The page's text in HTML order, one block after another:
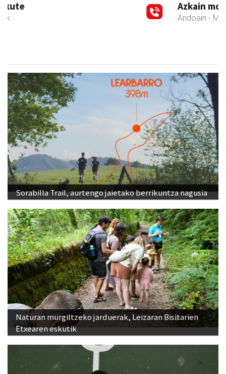
Azkain motoak
Andoain
Sorabilla Trail, aurtengo jaietako berrikuntza nagusia
Naturan murgiltzeko jarduerak, Leizaran Bisitarien
Etxearen eskutik